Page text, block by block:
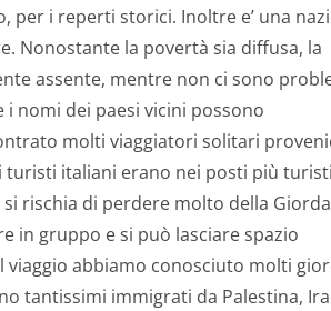
per i reperti storici. Inoltre e’ una
Nonostante la povertà sia diffusa, la
assente, mentre non ci sono
nomi dei paesi vicini possono
molti viaggiatori solitari
italiani erano nei posti più
rischia di perdere molto della
in gruppo e si può lasciare spazio
viaggio abbiamo conosciuto molti
tantissimi immigrati da Palestina,